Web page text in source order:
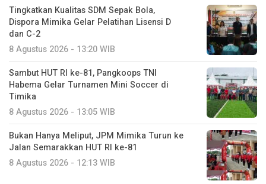
Tingkatkan Kualitas SDM Sepak Bola,
Dispora Mimika Gelar Pelatihan Lisensi D
dan C-2
8 Agustus 2026 - 13:20 WIB
Sambut HUT RI ke-81, Pangkoops TNI
Habema Gelar Turnamen Mini Soccer di
Timika
8 Agustus 2026 - 13:05 WIB
Bukan Hanya Meliput, JPM Mimika Turun ke
Jalan Semarakkan HUT RI ke-81
8 Agustus 2026 - 12:13 WIB